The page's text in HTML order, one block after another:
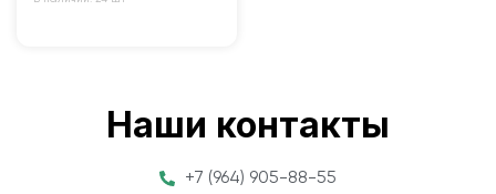
Наши контакты
+7 (964) 905-88-55